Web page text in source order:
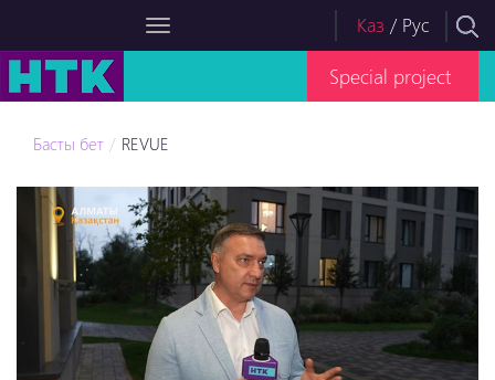
Каз / Рус
Special project
Басты бет REVUE